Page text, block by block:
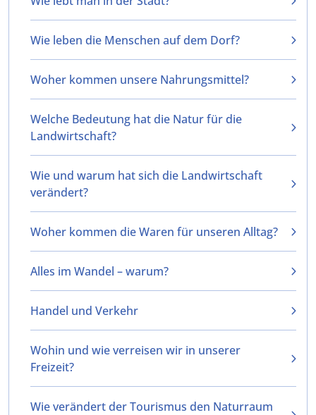
Wie leben die Menschen auf dem Dorf?
Woher kommen unsere Nahrungsmittel?
Welche Bedeutung hat die Natur für die
Landwirtschaft?
Wie und warum hat sich die Landwirtschaft
verändert?
Woher kommen die Waren für unseren Alltag?
Alles im Wandel – warum?
Handel und Verkehr
Wohin und wie verreisen wir in unserer
Freizeit?
Wie verändert der Tourismus den Naturraum